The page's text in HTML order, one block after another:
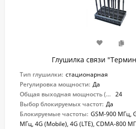
Глушилка связи
Тип глушилки: стационарная
Регулировка мощности: Да
Общая выходная мощность (Вт): 24
Выбор блокируемых частот: Да
Блокируемые частоты: GSM-900 МГц,
МГц, 4G (Mobile), 4G (LTE), CDMA-800